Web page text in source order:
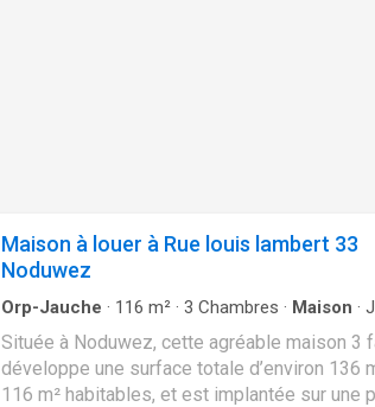
Maison à louer à Rue louis lambert 33
Noduwez
Orp-Jauche · 116 m² · 3 Chambres · Maison ·
Située à Noduwez, cette agréable maison 3
développe une surface totale d’environ 136
116 m² habitables, et est implantée sur une